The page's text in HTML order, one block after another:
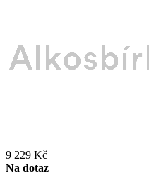
9 229 Kč
Na dotaz